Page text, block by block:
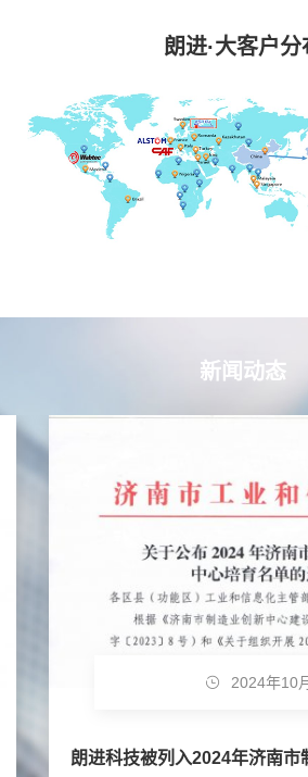
朗进·大客户分
新闻动态
2024年10月15
朗进科技被列入2024年济南市制